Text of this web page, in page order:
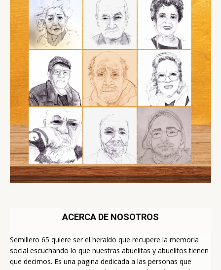
ACERCA DE NOSOTROS
Semillero 65 quiere ser el heraldo que recupere la memoria
social escuchando lo que nuestras abuelitas y abuelitos tienen
que decirnos. Es una pagina dedicada a las personas que